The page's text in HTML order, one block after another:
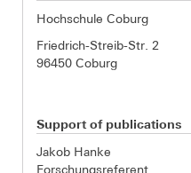
Hochschule Coburg
Friedrich-Streib-Str. 2
96450 Coburg
Support of publications
Jakob Hanke
Forschungsreferent